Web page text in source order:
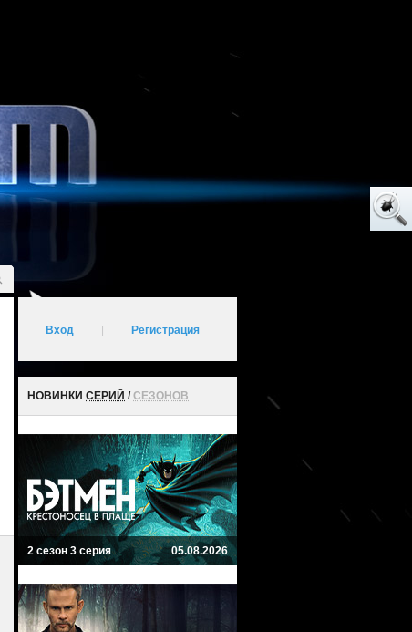
Вход Регистрация
НОВИНКИ СЕРИЙ /СЕЗОНОВ
2 сезон 3 серия 05.08.2026